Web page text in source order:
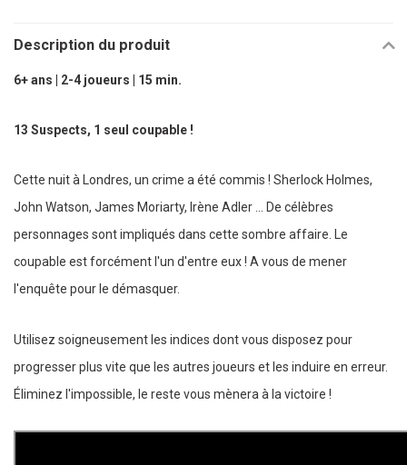
Description du produit
6+ ans | 2-4 joueurs | 15 min.
13 Suspects, 1 seul coupable !
Cette nuit à Londres, un crime a été commis ! Sherlock Holmes,
John Watson, James Moriarty, Irène Adler ... De célèbres
personnages sont impliqués dans cette sombre affaire. Le
coupable est forcément l'un d'entre eux ! A vous de mener
l'enquête pour le démasquer.
Utilisez soigneusement les indices dont vous disposez pour
progresser plus vite que les autres joueurs et les induire en erreur.
Éliminez l'impossible, le reste vous mènera à la victoire !